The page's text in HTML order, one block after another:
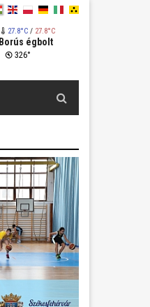
27.8°C/ 27.8°C
Borús égbolt
326°